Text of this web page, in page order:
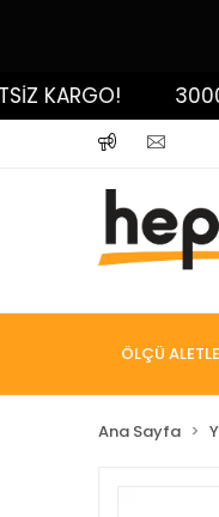
3000 TL
ÖLÇÜ
Ana Sayfa